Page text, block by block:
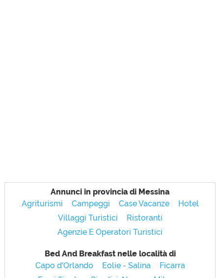
Annunci in provincia di Messina
Agriturismi
Campeggi Case Vacanze
Hotel
Villaggi Turistici
Ristoranti
Agenzie E Operatori Turistici
Bed And Breakfast nelle località di
Capo d'Orlando
Eolie - Salina
Ficarra